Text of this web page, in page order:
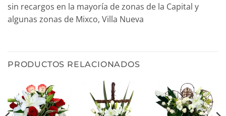
sin recargos en la mayoría de zonas de la Capital y
algunas zonas de Mixco, Villa Nueva
PRODUCTOS RELACIONADOS